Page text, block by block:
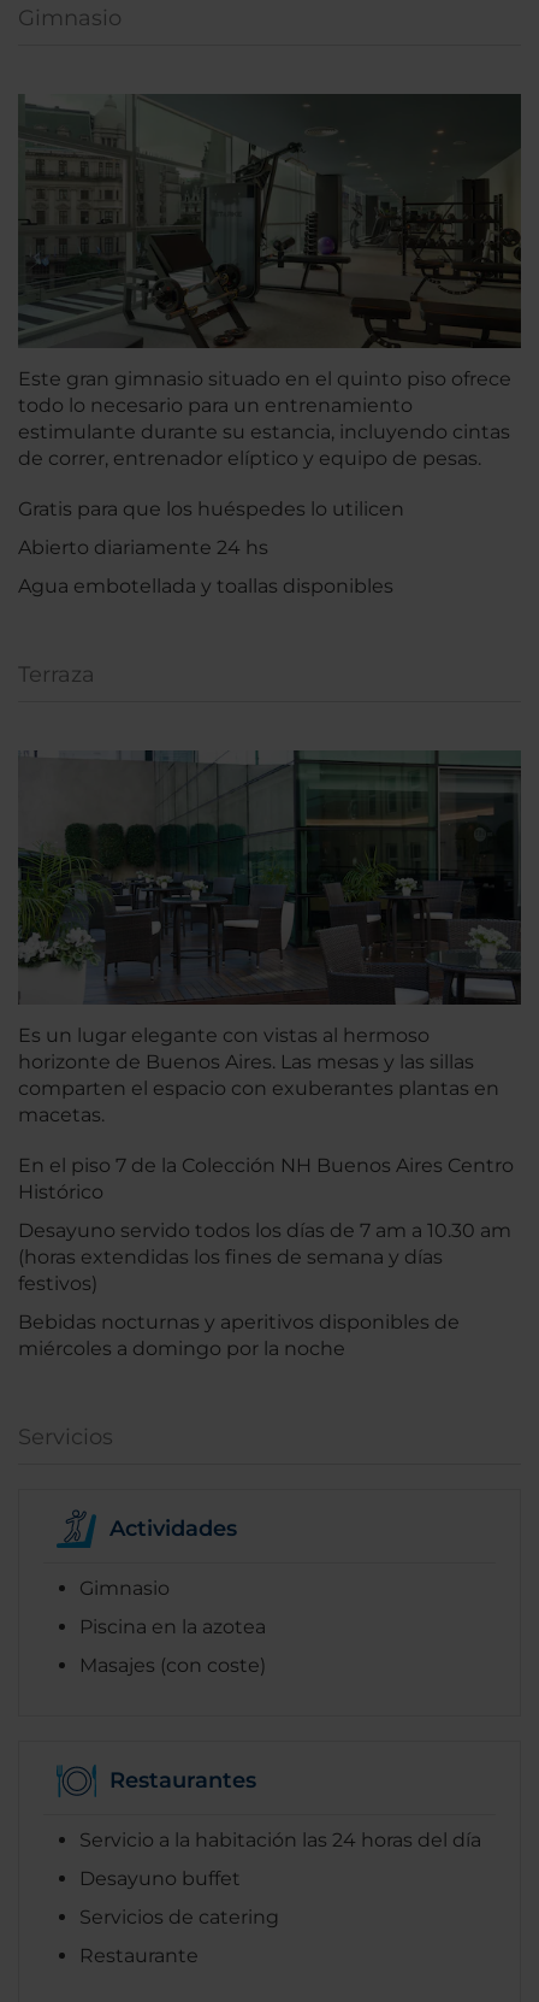
Gimnasio
Este gran gimnasio situado en el quinto piso ofrece
todo lo necesario para un entrenamiento
estimulante durante su estancia, incluyendo cintas
de correr, entrenador elíptico y equipo de pesas.
Gratis para que los huéspedes lo utilicen
Abierto diariamente 24 hs
Agua embotellada y toallas disponibles
Terraza
Es un lugar elegante con vistas al hermoso
horizonte de Buenos Aires. Las mesas y las sillas
comparten el espacio con exuberantes plantas en
macetas.
En el piso 7 de la Colección NH Buenos Aires Centro
Histórico
Desayuno servido todos los días de 7 am a 10.30 am
(horas extendidas los fines de semana y días
festivos)
Bebidas nocturnas y aperitivos disponibles de
miércoles a domingo por la noche
Servicios
Actividades
Gimnasio
Piscina en la azotea
Masajes (con coste)
Restaurantes
Servicio a la habitación las 24 horas del día
Desayuno buffet
Servicios de catering
Restaurante